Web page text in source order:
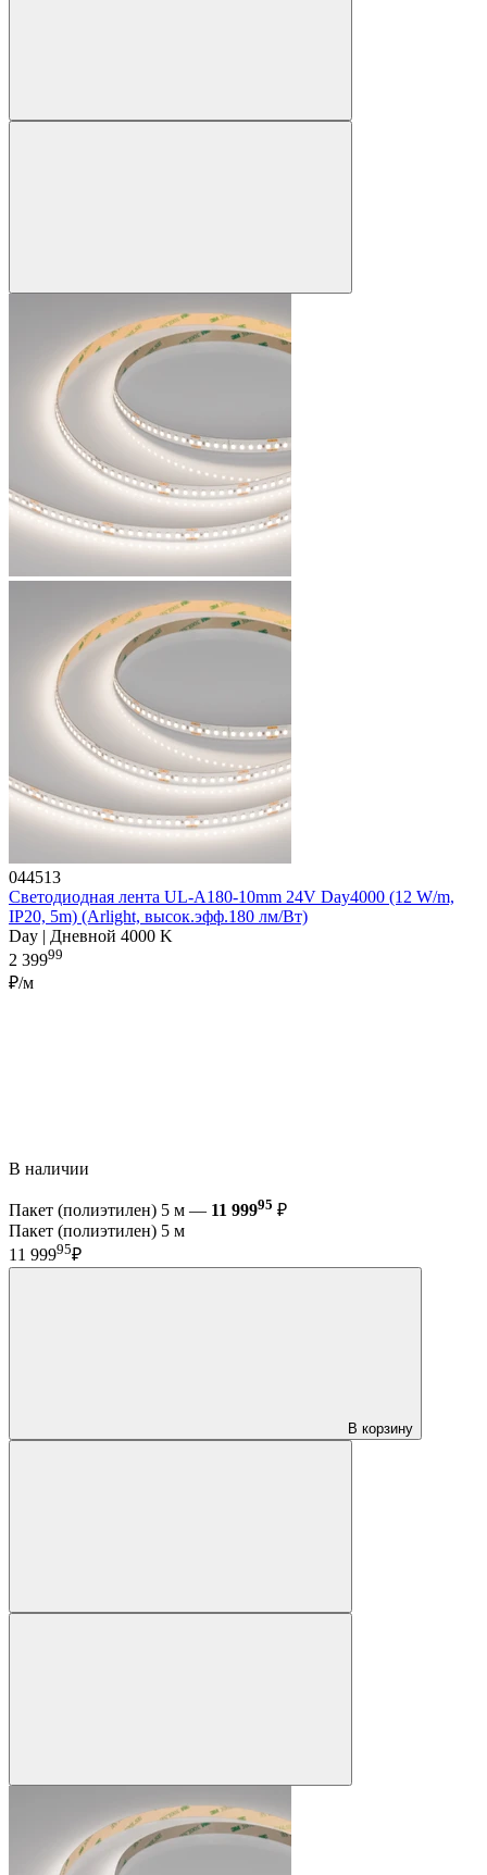
044513
Светодиодная лента UL-A180-10mm 24V Day4000 (12 W/m,
IP20, 5m) (Arlight, высок.эфф.180 лм/Вт)
Day | Дневной 4000 K
2 39999
₽/м
В наличии
Пакет (полиэтилен) 5 м — 11 99995 ₽
Пакет (полиэтилен) 5 м
11 99995₽
В корзину